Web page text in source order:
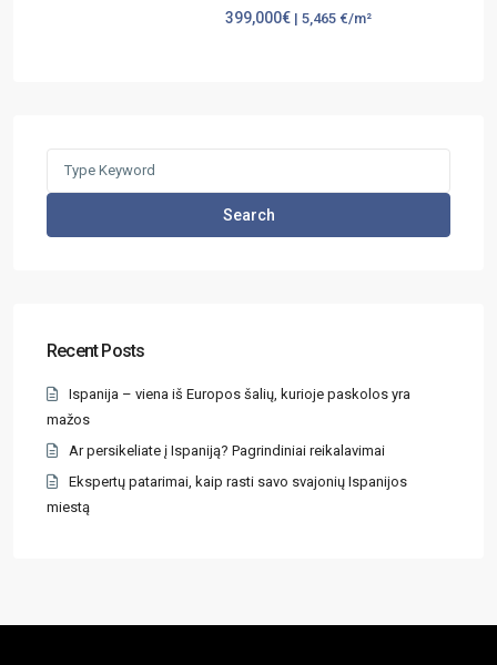
399,000€ | 5,465 €/m²
Search
Recent Posts
Ispanija – viena iš Europos šalių, kurioje paskolos yra
mažos
Ar persikeliate į Ispaniją? Pagrindiniai reikalavimai
Ekspertų patarimai, kaip rasti savo svajonių Ispanijos
miestą